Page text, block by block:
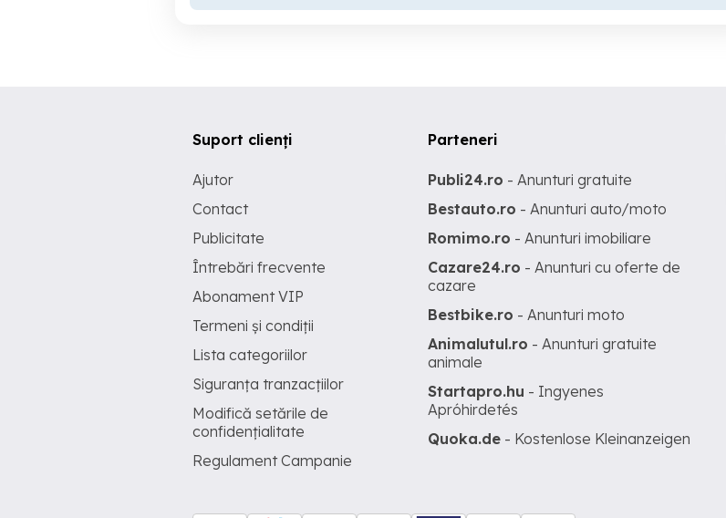
Suport clienți
Ajutor
Contact
Publicitate
Întrebări frecvente
Abonament VIP
Termeni și condiții
Lista categoriilor
Siguranța tranzacțiilor
Modifică setările de
confidențialitate
Regulament Campanie
Parteneri
Publi24.ro - Anunturi gratuite
Bestauto.ro - Anunturi auto/moto
Romimo.ro - Anunturi imobiliare
Cazare24.ro - Anunturi cu oferte de
cazare
Bestbike.ro - Anunturi moto
Animalutul.ro - Anunturi gratuite
animale
Startapro.hu - Ingyenes
Apróhirdetés
Quoka.de - Kostenlose Kleinanzeigen